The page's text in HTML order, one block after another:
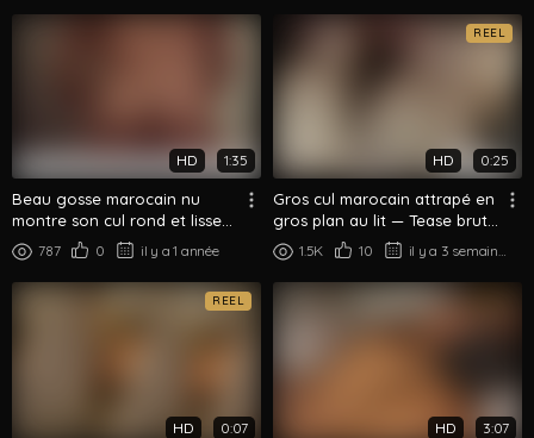
HD 1:35
Beau gosse marocain nu
montre son cul rond et lisse
de dos
787 0 il y a 1 année
REEL
HD 0:25
Gros cul marocain attrapé en
gros plan au lit — Tease brut
de nuit
1.5K 10 il y a 3 semaines
REEL
HD 0:07 HD 3:07